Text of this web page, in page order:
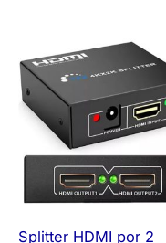
Splitter HDMI por 2